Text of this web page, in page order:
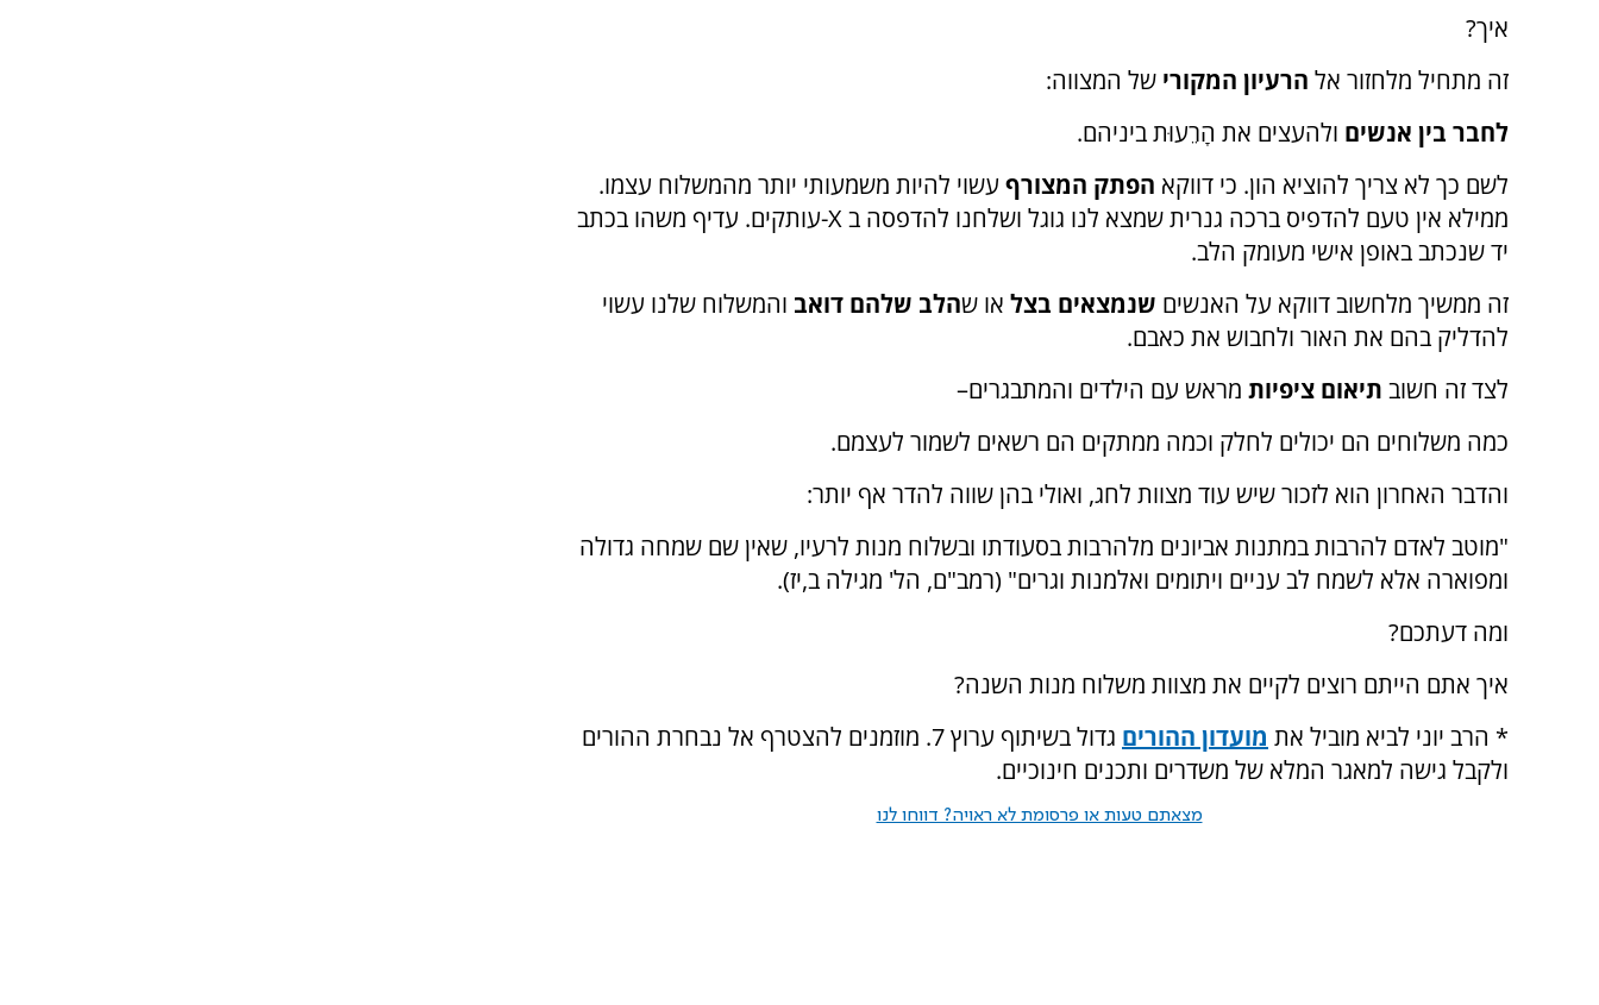
איך?
זה מתחיל מלחזור אל הרעיון המקורי של המצווה:
לחבר בין אנשים ולהעצים את הָרֵעוּת ביניהם.
לשם כך לא צריך להוציא הון. כי דווקא הפתק המצורף עשוי להיות משמעותי יותר מהמשלוח עצמו.
ממילא אין טעם להדפיס ברכה גנרית שמצא לנו גוגל ושלחנו להדפסה ב-Xעותקים. עדיף משהו בכתב
יד שנכתב באופן אישי מעומק הלב.
זה ממשיך מלחשוב דווקא על האנשים שנמצאים בצל או שהלב שלהם דואב והמשלוח שלנו עשוי
להדליק בהם את האור ולחבוש את כאבם.
לצד זה חשוב תיאום ציפיות מראש עם הילדים והמתבגרים–
כמה משלוחים הם יכולים לחלק וכמה ממתקים הם רשאים לשמור לעצמם.
והדבר האחרון הוא לזכור שיש עוד מצוות לחג, ואולי בהן שווה להדר אף יותר:
"מוטב לאדם להרבות במתנות אביונים מלהרבות בסעודתו ובשלוח מנות לרעיו, שאין שם שמחה גדולה
ומפוארה אלא לשמח לב עניים ויתומים ואלמנות וגרים" (רמב"ם, הל' מגילה ב,יז).
ומה דעתכם?
איך אתם הייתם רוצים לקיים את מצוות משלוח מנות השנה?
* הרב יוני לביא מוביל את מועדון ההורים
גדול בשיתוף ערוץ 7. מוזמנים להצטרף אל נבחרת ההורים
ולקבל גישה למאגר המלא של משדרים ותכנים חינוכיים.
מצאתם טעות או פרסומת לא ראויה? דווחו לנו